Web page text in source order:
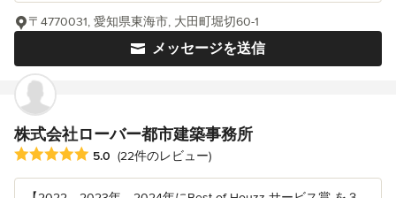
メッセージを送信
〒4770031, 愛知県東海市, 大田町堀切60-1
株式会社ローバー都市建築事務所
平均評価：5つ星中 星5
5.0 (22件のレビュー)